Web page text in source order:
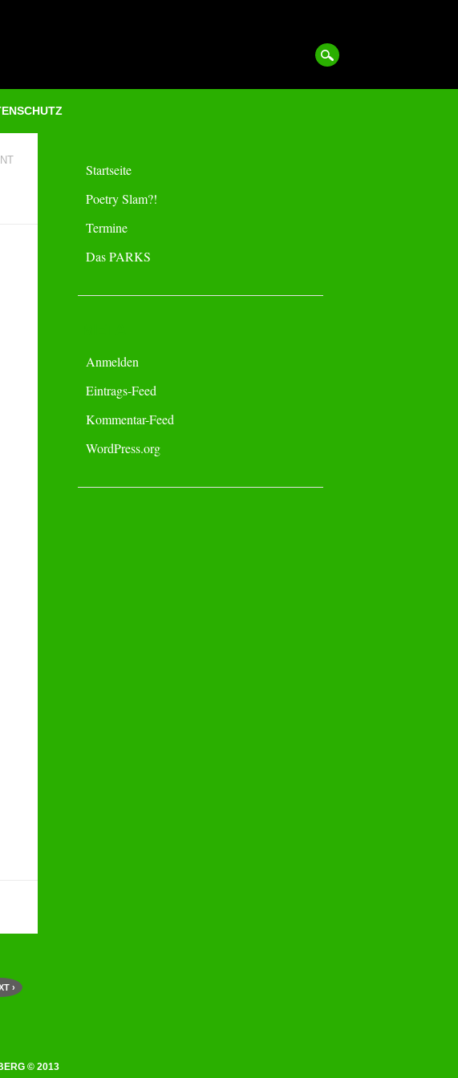
›
Startseite
Poetry Slam?!
Termine
Das PARKS
Anmelden
Eintrags-Feed
Kommentar-Feed
WordPress.org
© 2013